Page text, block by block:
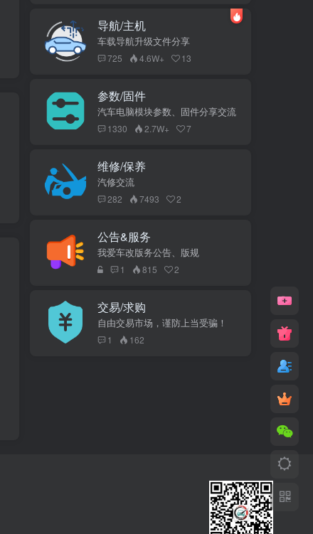
导航/主机
车载导航升级文件分享
725 4.6W+ 13
参数/固件
汽车电脑模块参数、固件分享交流
1330 2.7W+ 7
维修/保养
汽修交流
282 7493 2
公告&服务
我爱车改版务公告、版规
1 815 2
交易/求购
自由交易市场，谨防上当受骗！
1 162